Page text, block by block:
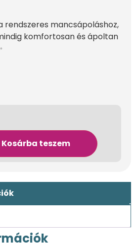
rendszeres mancsápoláshoz,
komfortosan és ápoltan
Kosárba teszem